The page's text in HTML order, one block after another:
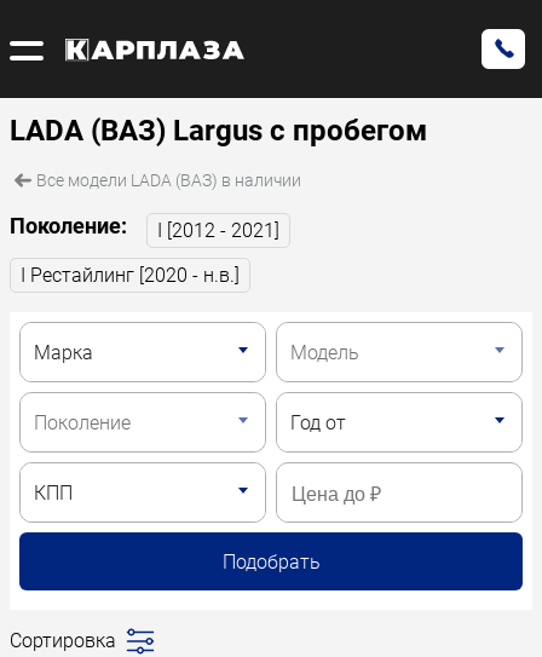
LADA (ВАЗ) Largus с пробегом
Все модели LADA (ВАЗ) в наличии
Поколение:
I [2012 - 2021]
I Рестайлинг [2020 - н.в.]
Сортировка
Подобрать